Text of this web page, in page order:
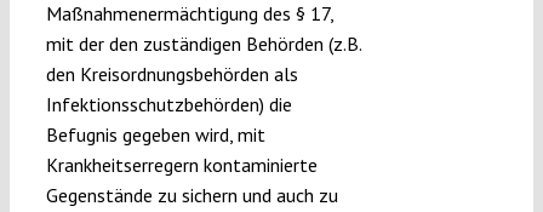
Maßnahmenermächtigung des § 17,
mit der den zuständigen Behörden (z.B.
den Kreisordnungsbehörden als
Infektionsschutzbehörden) die
Befugnis gegeben wird, mit
Krankheitserregern kontaminierte
Gegenstände zu sichern und auch zu